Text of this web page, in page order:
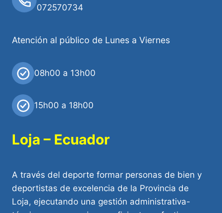
072570734
Atención al público de Lunes a Viernes
08h00 a 13h00
15h00 a 18h00
Loja – Ecuador
A través del deporte formar personas de bien y
deportistas de excelencia de la Provincia de
Loja, ejecutando una gestión administrativa-